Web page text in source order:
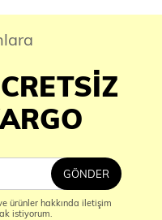
GÖNDER
ürünler hakkında iletişim
istiyorum.